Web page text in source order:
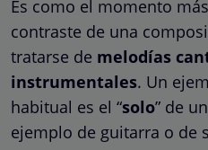
Es como el momento
contraste de una
tratarse de melodías
instrumentales. Un
habitual es el “solo” de
ejemplo de guitarra o de